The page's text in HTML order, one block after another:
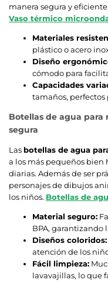
manera segura y
Vaso térmico
Materiales
plástico o acero
Diseño
cómodo para
Capacidades
tamaños, perfectos
Botellas de agua
segura
Las botellas de agua
a los más pequeños bien
diarias. Además de ser
personajes de dibujos
los niños. Botellas de
Material seguro:
BPA, garantizando
Diseños coloridos:
atención de los
Fácil limpieza:
lavavajillas, lo que